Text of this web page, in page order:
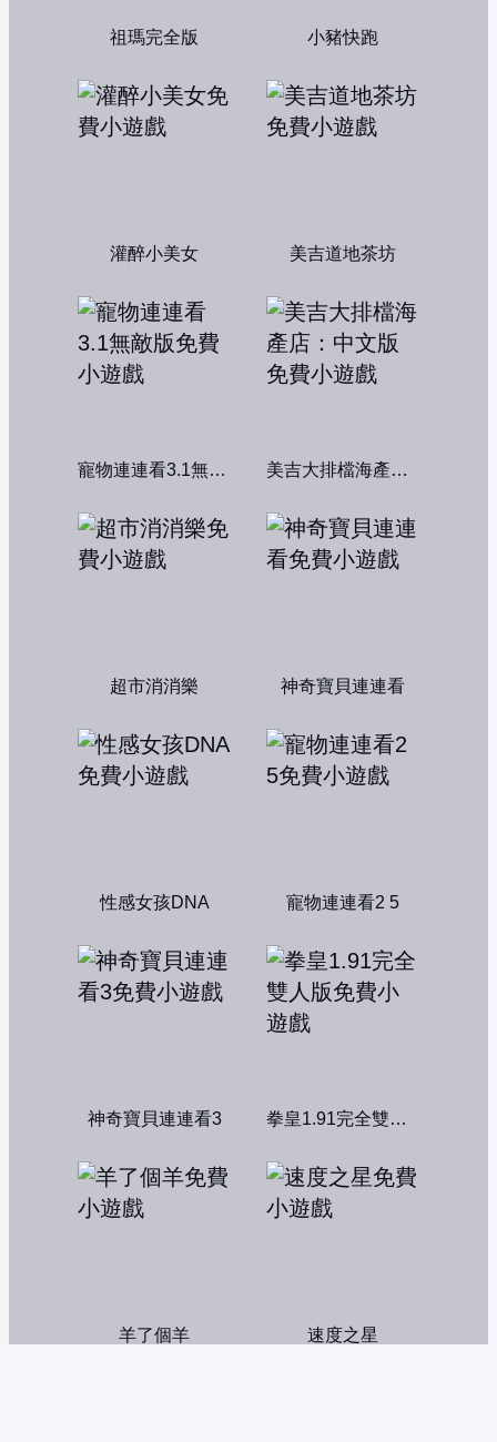
祖瑪完全版 小豬快跑
灌醉小美女 美吉道地茶坊
寵物連連看3.1無敵版 美吉大排檔海產店：中文版
超市消消樂 神奇寶貝連連看
性感女孩DNA 寵物連連看2 5
神奇寶貝連連看3 拳皇1.91完全雙人版
羊了個羊 速度之星